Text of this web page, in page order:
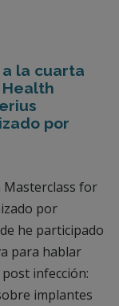
la cuarta
Health
por
Masterclass for
por
he participado
para hablar
infección:
implantes